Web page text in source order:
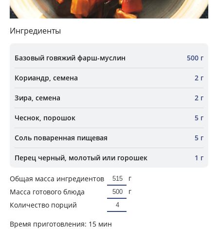
Ингредиенты
Базовый говяжий фарш-муслин 500 г
Кориандр, семена 2 г
Зира, семена 2 г
Чеснок, порошок 5 г
Соль поваренная пищевая 5 г
Перец черный, молотый или горошек 1 г
Общая масса ингредиентов
г
Масса готового блюда
г
Количество порций
Время приготовления: 15 мин